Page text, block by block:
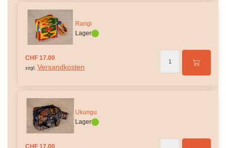
Rangi
Lager
CHF 17.00
zzgl. Versandkosten
Ukungu
Lager
CHF 17.00